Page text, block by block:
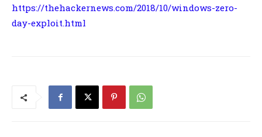
https://thehackernews.com/2018/10/windows-zero-
day-exploit.html